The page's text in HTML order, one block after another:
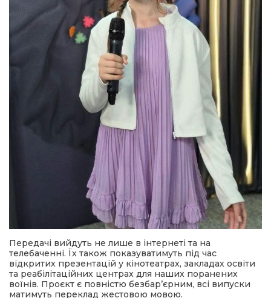
Передачі вийдуть не лише в інтернеті та на
телебаченні. Їх також показуватимуть під час
відкритих презентацій у кінотеатрах, закладах освіти
та реабілітаційних центрах для наших поранених
воїнів. Проєкт є повністю безбар’єрним, всі випуски
матимуть переклад жестовою мовою.